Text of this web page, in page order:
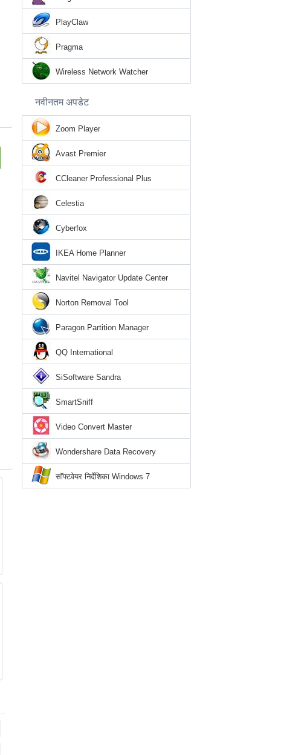
PlayClaw
Pragma
Wireless Network Watcher
नवीनतम अपडेट
Zoom Player
Avast Premier
CCleaner Professional Plus
Celestia
Cyberfox
IKEA Home Planner
Navitel Navigator Update Center
Norton Removal Tool
Paragon Partition Manager
QQ International
SiSoftware Sandra
SmartSniff
Video Convert Master
Wondershare Data Recovery
सॉफ्टवेयर निर्देशिका Windows 7